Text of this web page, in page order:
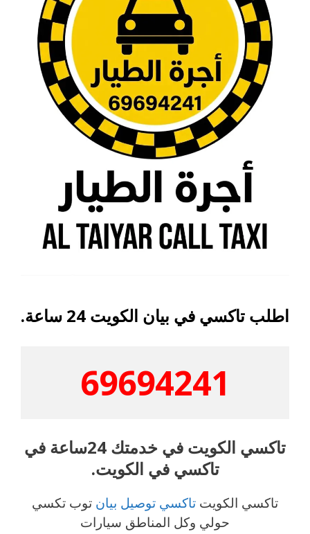
اطلب تاكسي في بيان الكويت 24 ساعة.
69694241
تاكسي الكويت في خدمتك 24ساعة في
تاكسي في الكويت.
تاكسي الكويت تاكسي توصيل بيان توب تكسي
حولي وكل المناطق سيارات